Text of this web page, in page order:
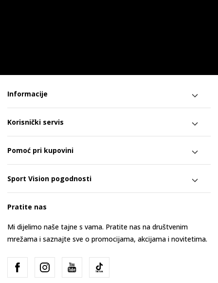
Informacije
Korisnički servis
Pomoć pri kupovini
Sport Vision pogodnosti
Pratite nas
Mi dijelimo naše tajne s vama. Pratite nas na društvenim
mrežama i saznajte sve o promocijama, akcijama i novitetima.